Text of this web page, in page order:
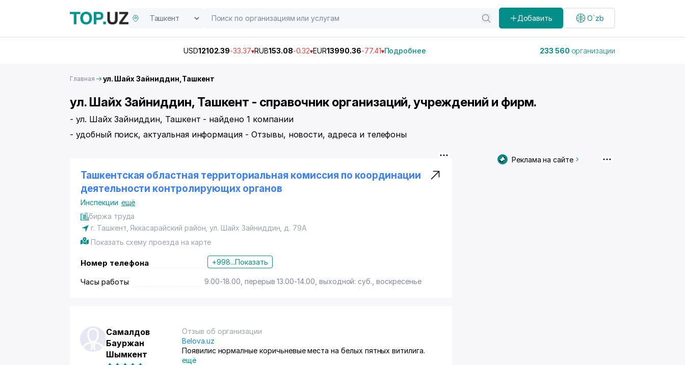
Добавить O`zb
USD12102.39-33.37 RUB153.08-0.32 EUR13990.36-77.41 Подробнее 233 560 организации
Главная ул. Шайх Зайниддин,Ташкент
ул. Шайх Зайниддин, Ташкент - справочник организаций, учреждений и фирм.
- ул. Шайх Зайниддин, Ташкент - найдено 1 компании
- удобный поиск, актуальная информация - Отзывы, новости, адреса и телефоны
Ташкентская областная территориальная комиссия по координации
деятельности контролирующих органов
Инспекции ещё
биржа труда
г. Ташкент, Яккасарайский район ,ул. Шайх Зайниддин , д. 79А
Показать схему проезда на карте
Номер телефона +998...Показать
Часы работы 9.00-18.00, перерыв 13.00-14.00, выходной: суб., воскресенье
Самалдов
Бауржан
Шымкент
Отзыв об организации
Belova.uz
Появилис нормалные коричьневые места на белых пятных витилига.
ещё
Реклама на сайте